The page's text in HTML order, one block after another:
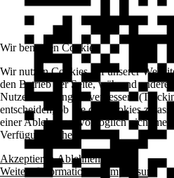
Wir benutzen Cookies
Wir nutzen Cookies auf unserer
den Betrieb der Seite, während
Nutzererfahrung zu verbessern
entscheiden, ob Sie die Cookies
einer Ablehnung womöglich nicht
Verfügung stehen.
Akzeptieren Ablehnen
Weitere Informationen| Impressum